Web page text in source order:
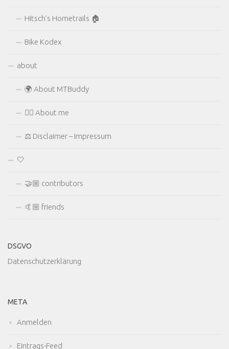
Hitsch’s Hometrails 🏠
Bike Kodex
about
🌍 About MTBuddy
🙋‍♂️ About me
⚖ Disclaimer – Impressum
🤍
🤝🏼 contributors
🤙🏼 friends
DSGVO
Datenschutzerklärung
META
Anmelden
Eintrags-Feed